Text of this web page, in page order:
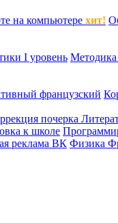
на компьютере хит!
I уровень
французский
почерка
к школе
реклама ВК Физика